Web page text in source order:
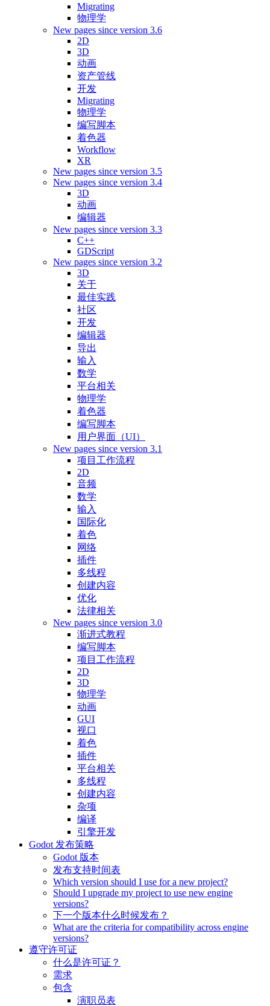
Migrating
物理学
New pages since version 3.6
2D
3D
动画
资产管线
开发
Migrating
物理学
编写脚本
着色器
Workflow
XR
New pages since version 3.5
New pages since version 3.4
3D
动画
编辑器
New pages since version 3.3
C++
GDScript
New pages since version 3.2
3D
关于
最佳实践
社区
开发
编辑器
导出
输入
数学
平台相关
物理学
着色器
编写脚本
用户界面（UI）
New pages since version 3.1
项目工作流程
2D
音频
数学
输入
国际化
着色
网络
插件
多线程
创建内容
优化
法律相关
New pages since version 3.0
渐进式教程
编写脚本
项目工作流程
2D
3D
物理学
动画
GUI
视口
着色
插件
平台相关
多线程
创建内容
杂项
编译
引擎开发
Godot 发布策略
Godot 版本
发布支持时间表
Which version should I use for a new project?
Should I upgrade my project to use new engine
versions?
下一个版本什么时候发布？
What are the criteria for compatibility across engine
versions?
遵守许可证
什么是许可证？
需求
包含
演职员表